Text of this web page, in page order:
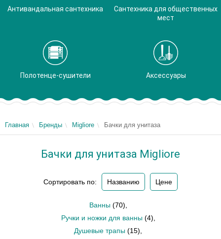
Антивандальная сантехника
Сантехника для общественных
мест
Полотенце-сушители Аксессуары
Главная Бренды Migliore Бачки для унитаза
Бачки для унитаза Migliore
Сортировать по: Названию Цене
Ванны (70)
Ручки и ножки для ванны (4)
Душевые трапы (15)